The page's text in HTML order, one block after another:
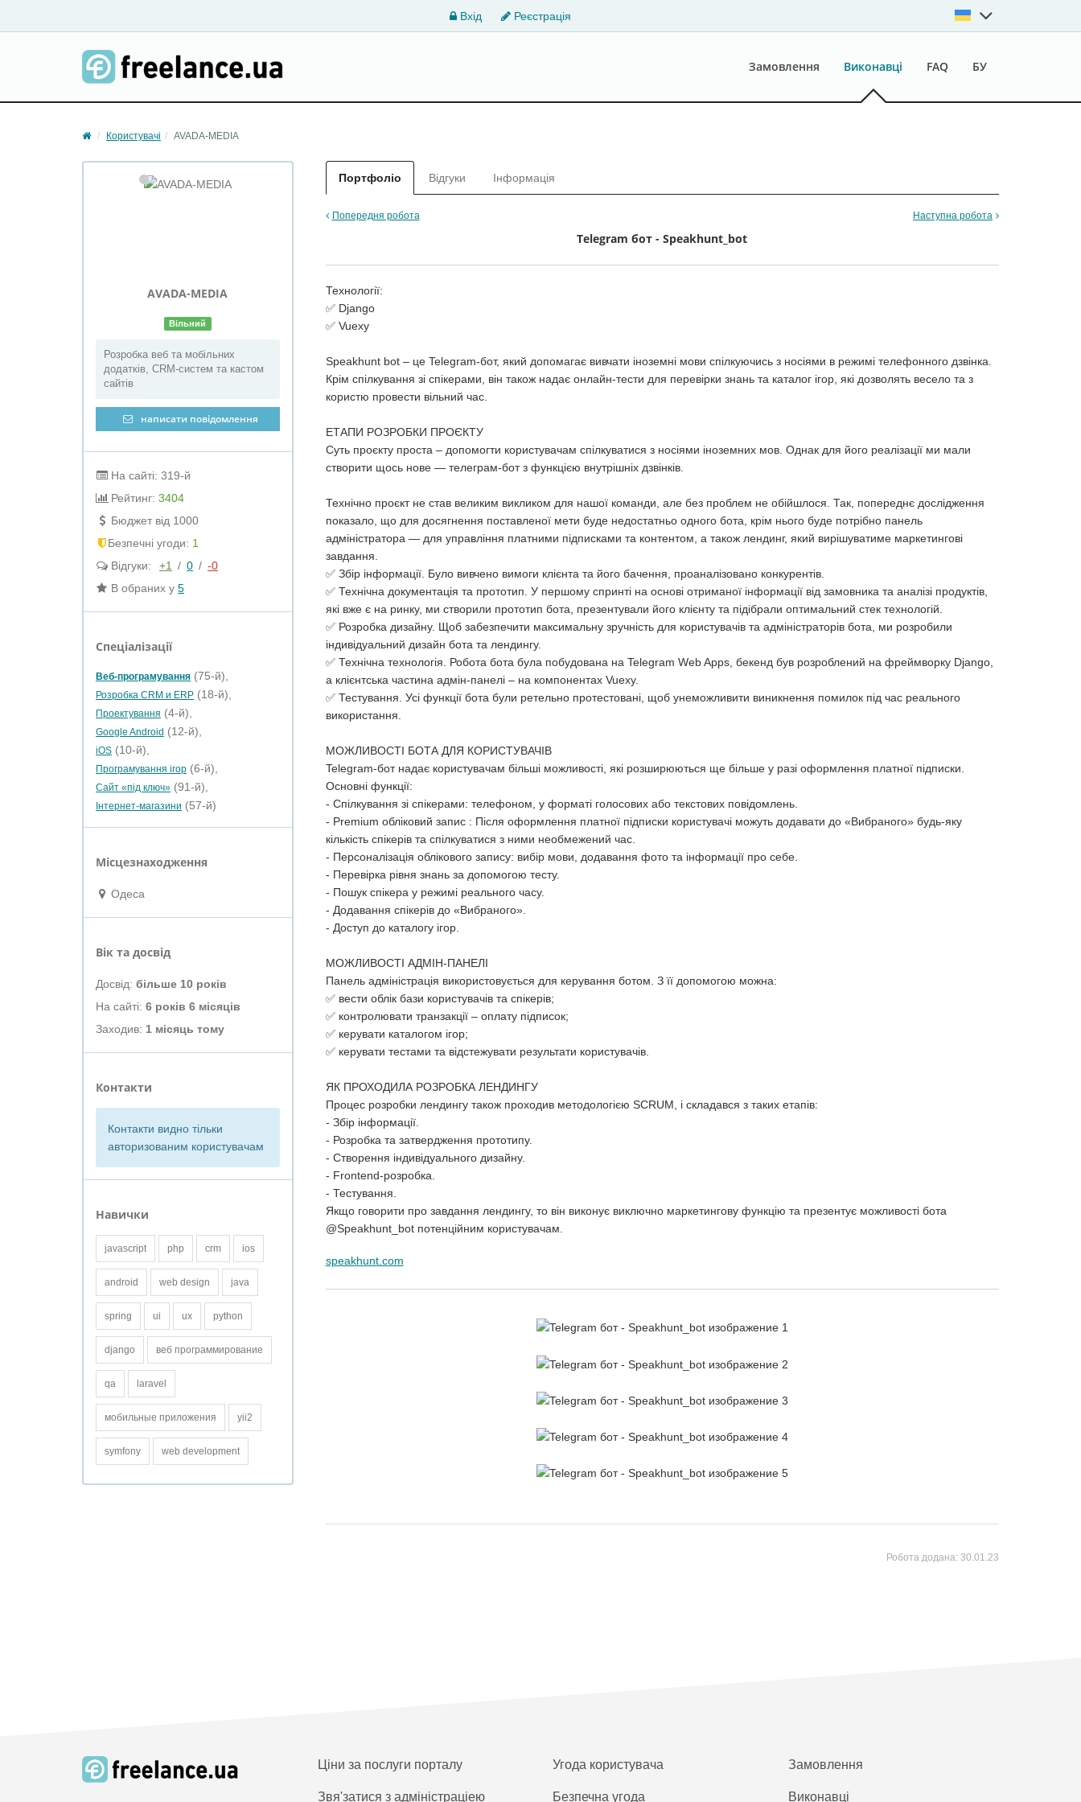
Вхід Реєстрація
Замовлення Виконавці FAQ БУ
Користувачі AVADA-MEDIA
AVADA-MEDIA
Вільний
Розробка веб та мобільних
додатків, CRM-систем та кастом
сайтів
написати повідомлення
На сайті: 319-й
Рейтинг: 3404
Бюджет від 1000
Безпечні угоди: 1
Відгуки:
+1 / 0 / -0
В обраних у 5
Спеціалізації
Веб-програмування (75-й),
Розробка CRM и ERP (18-й),
Проектування (4-й),
Google Android (12-й),
iOS (10-й),
Програмування ігор (6-й),
Сайт «під ключ» (91-й),
Інтернет-магазини (57-й)
Місцезнаходження
Одеса
Вік та досвід
Досвід: більше 10 років
На сайті: 6 років 6 місяців
Заходив: 1 місяць тому
Контакти
Контакти видно тільки
авторизованим користувачам
Навички
javascript php crm ios
android web design java
spring ui ux python
django веб программирование
qa laravel
мобильные приложения yii2
symfony web development
Портфоліо Відгуки Інформація
Попередня робота Наступна робота
Telegram бот - Speakhunt_bot
Технології:
✅ Django
✅ Vuexy
Speakhunt bot – це Telegram-бот, який допомагає вивчати іноземні мови спілкуючись з носіями в режимі телефонного дзвінка.
Крім спілкування зі спікерами, він також надає онлайн-тести для перевірки знань та каталог ігор, які дозволять весело та з
користю провести вільний час.
ЕТАПИ РОЗРОБКИ ПРОЄКТУ
Суть проєкту проста – допомогти користувачам спілкуватися з носіями іноземних мов. Однак для його реалізації ми мали
створити щось нове — телеграм-бот з функцією внутрішніх дзвінків.
Технічно проєкт не став великим викликом для нашої команди, але без проблем не обійшлося. Так, попереднє дослідження
показало, що для досягнення поставленої мети буде недостатньо одного бота, крім нього буде потрібно панель
адміністратора — для управління платними підписками та контентом, а також лендинг, який вирішуватиме маркетингові
завдання.
✅ Збір інформації. Було вивчено вимоги клієнта та його бачення, проаналізовано конкурентів.
✅ Технічна документація та прототип. У першому спринті на основі отриманої інформації від замовника та аналізі продуктів,
які вже є на ринку, ми створили прототип бота, презентували його клієнту та підібрали оптимальний стек технологій.
✅ Розробка дизайну. Щоб забезпечити максимальну зручність для користувачів та адміністраторів бота, ми розробили
індивідуальний дизайн бота та лендингу.
✅ Технічна технологія. Робота бота була побудована на Telegram Web Apps, бекенд був розроблений на фреймворку Django,
а клієнтська частина адмін-панелі – на компонентах Vuexy.
✅ Тестування. Усі функції бота були ретельно протестовані, щоб унеможливити виникнення помилок під час реального
використання.
МОЖЛИВОСТІ БОТА ДЛЯ КОРИСТУВАЧІВ
Telegram-бот надає користувачам більші можливості, які розширюються ще більше у разі оформлення платної підписки.
Основні функції:
- Спілкування зі спікерами: телефоном, у форматі голосових або текстових повідомлень.
- Premium обліковий запис : Після оформлення платної підписки користувачі можуть додавати до «Вибраного» будь-яку
кількість спікерів та спілкуватися з ними необмежений час.
- Персоналізація облікового запису: вибір мови, додавання фото та інформації про себе.
- Перевірка рівня знань за допомогою тесту.
- Пошук спікера у режимі реального часу.
- Додавання спікерів до «Вибраного».
- Доступ до каталогу ігор.
МОЖЛИВОСТІ АДМІН-ПАНЕЛІ
Панель адміністрація використовується для керування ботом. З її допомогою можна:
✅ вести облік бази користувачів та спікерів;
✅ контролювати транзакції – оплату підписок;
✅ керувати каталогом ігор;
✅ керувати тестами та відстежувати результати користувачів.
ЯК ПРОХОДИЛА РОЗРОБКА ЛЕНДИНГУ
Процес розробки лендингу також проходив методологією SCRUM, і складався з таких етапів:
- Збір інформації.
- Розробка та затвердження прототипу.
- Створення індивідуального дизайну.
- Frontend-розробка.
- Тестування.
Якщо говорити про завдання лендингу, то він виконує виключно маркетингову функцію та презентує можливості бота
@Speakhunt_bot потенційним користувачам.
speakhunt.com
Робота додана: 30.01.23
Ціни за послуги порталу
Звя'затися з адміністраціею
Угода користувача
Безпечна угода
Замовлення
Виконавці